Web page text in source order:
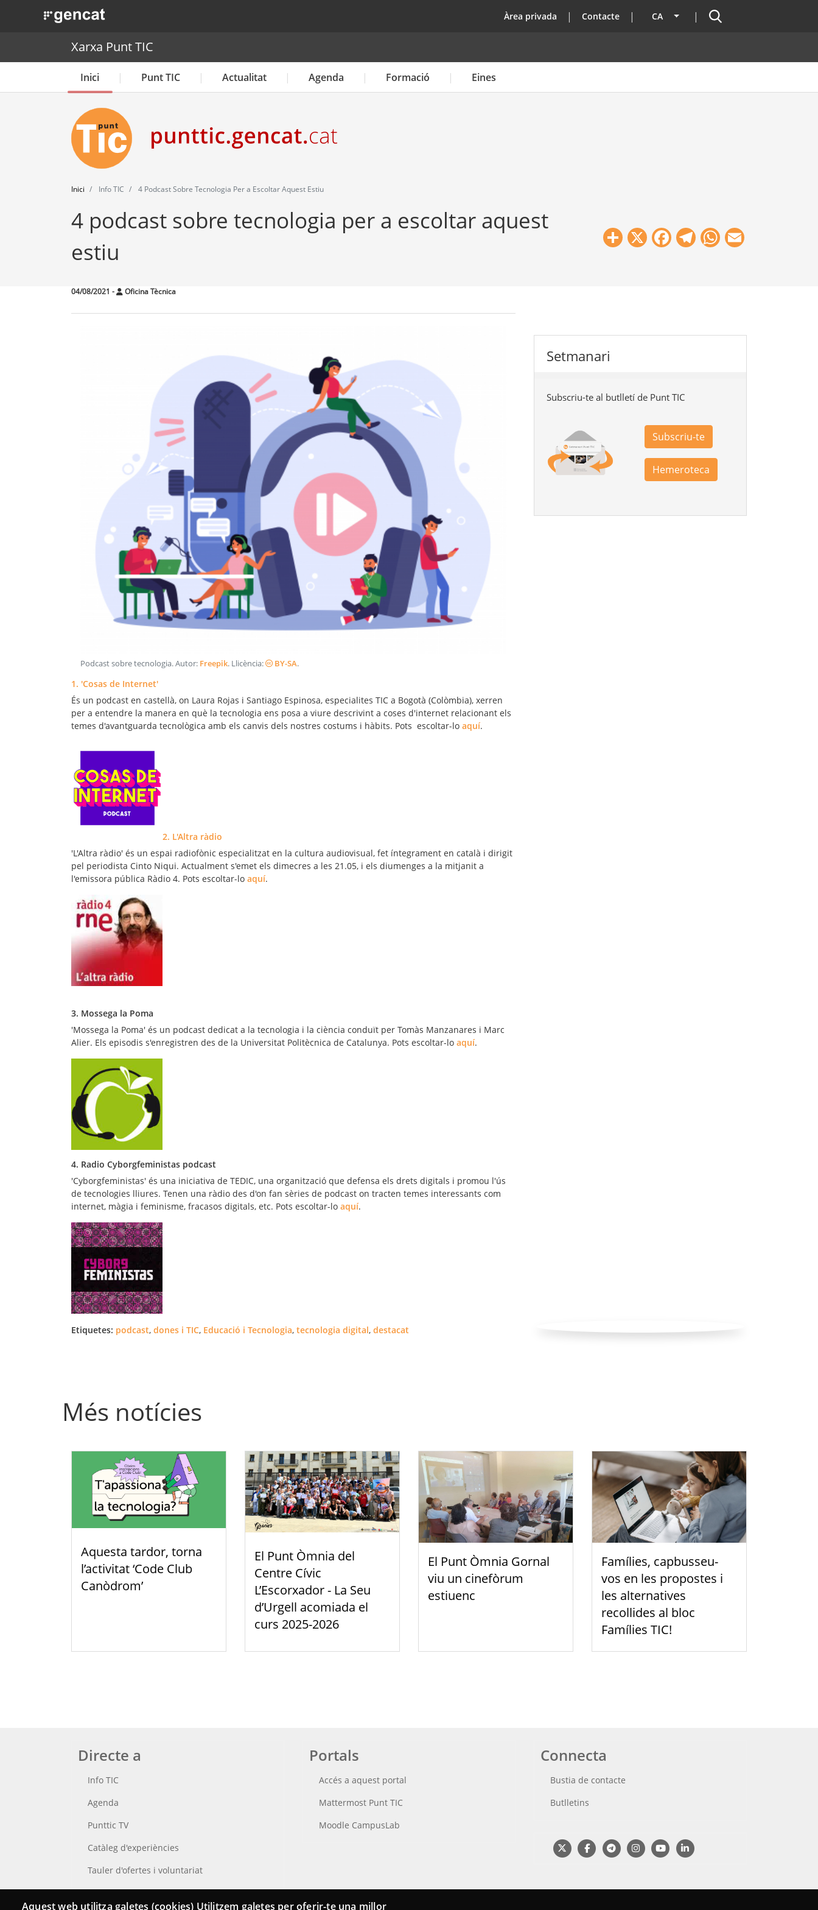
. Obre en una nova finestra. top
Àrea privada Contacte CA Llista les accions addicionals
Cercador
Xarxa Punt TIC
Inici Punt TIC Actualitat Agenda Formació Eines
Inici Info TIC 4 Podcast Sobre Tecnologia Per a Escoltar Aquest Estiu
4 podcast sobre tecnologia per a escoltar aquest
estiu
Share
X Facebook
Telegram
WhatsApp
04/08/2021 - Oficina Tècnica
Podcast sobre tecnologia. Autor: Freepik. Llicència: BY-SA.
1. 'Cosas de Internet'
És un podcast en castellà, on Laura Rojas i Santiago Espinosa, especialites TIC a Bogotà (Colòmbia), xerren
per a entendre la manera en què la tecnologia ens posa a viure descrivint a coses d'internet relacionant els
temes d'avantguarda tecnològica amb els canvis dels nostres costums i hàbits. Pots escoltar-lo aquí.
2. L'Altra ràdio
'L'Altra ràdio' és un espai radiofònic especialitzat en la cultura audiovisual, fet íntegrament en català i dirigit
pel periodista Cinto Niqui. Actualment s'emet els dimecres a les 21.05, i els diumenges a la mitjanit a
l'emissora pública Ràdio 4. Pots escoltar-lo aquí.
3. Mossega la Poma
'Mossega la Poma' és un podcast dedicat a la tecnologia i la ciència conduït per Tomàs Manzanares i Marc
Alier. Els episodis s'enregistren des de la Universitat Politècnica de Catalunya. Pots escoltar-lo aquí.
4. Radio Cyborgfeministas podcast
'Cyborgfeministas' és una iniciativa de TEDIC, una organització que defensa els drets digitals i promou l'ús
de tecnologies lliures. Tenen una ràdio des d'on fan sèries de podcast on tracten temes interessants com
internet, màgia i feminisme, fracasos digitals, etc. Pots escoltar-lo aquí.
Etiquetes: podcast, dones i TIC, Educació i Tecnologia, tecnologia digital, destacat
Setmanari
Subscriu-te al butlletí de Punt TIC
Subscriu-te
Hemeroteca
Més notícies
Aquesta tardor, torna
l’activitat ‘Code Club
Canòdrom’
El Punt Òmnia del
Centre Cívic
L’Escorxador - La Seu
d’Urgell acomiada el
curs 2025-2026
El Punt Òmnia Gornal
viu un cinefòrum
estiuenc
Famílies, capbusseu-
vos en les propostes i
les alternatives
recollides al bloc
Famílies TIC!
Directe a
Info TIC
Agenda
Punttic TV
Catàleg d'experiències
Tauler d'ofertes i voluntariat
Cerca el teu Punt TIC
Portals
Accés a aquest portal
Mattermost Punt TIC
Moodle CampusLab
Connecta
Bustia de contacte
Butlletins
Aquest web utilitza galetes (cookies) Utilitzem galetes per oferir-te una millor